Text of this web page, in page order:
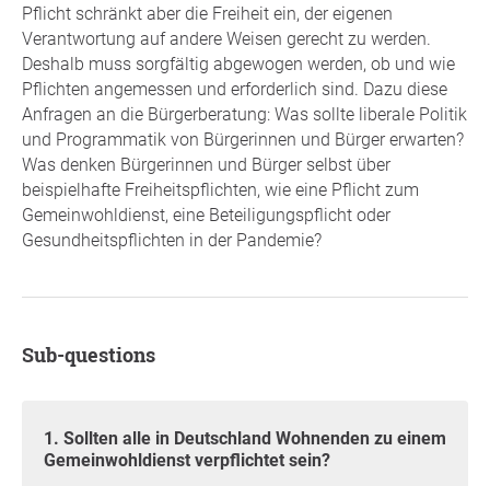
Pflicht schränkt aber die Freiheit ein, der eigenen
Verantwortung auf andere Weisen gerecht zu werden.
Deshalb muss sorgfältig abgewogen werden, ob und wie
Pflichten angemessen und erforderlich sind. Dazu diese
Anfragen an die Bürgerberatung: Was sollte liberale Politik
und Programmatik von Bürgerinnen und Bürger erwarten?
Was denken Bürgerinnen und Bürger selbst über
beispielhafte Freiheitspflichten, wie eine Pflicht zum
Gemeinwohldienst, eine Beteiligungspflicht oder
Gesundheitspflichten in der Pandemie?
Sub-questions
1. Sollten alle in Deutschland Wohnenden zu einem
Gemeinwohldienst verpflichtet sein?